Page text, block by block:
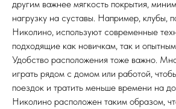
другим важнее мягкость покрытия,
нагрузку на суставы. Например, клубы,
Николино, используют современные
подходящие как новичкам, так и
Удобство расположения тоже важно.
играть рядом с домом или работой,
поездок и тратить меньше времени на
Николино расположен таким образом,